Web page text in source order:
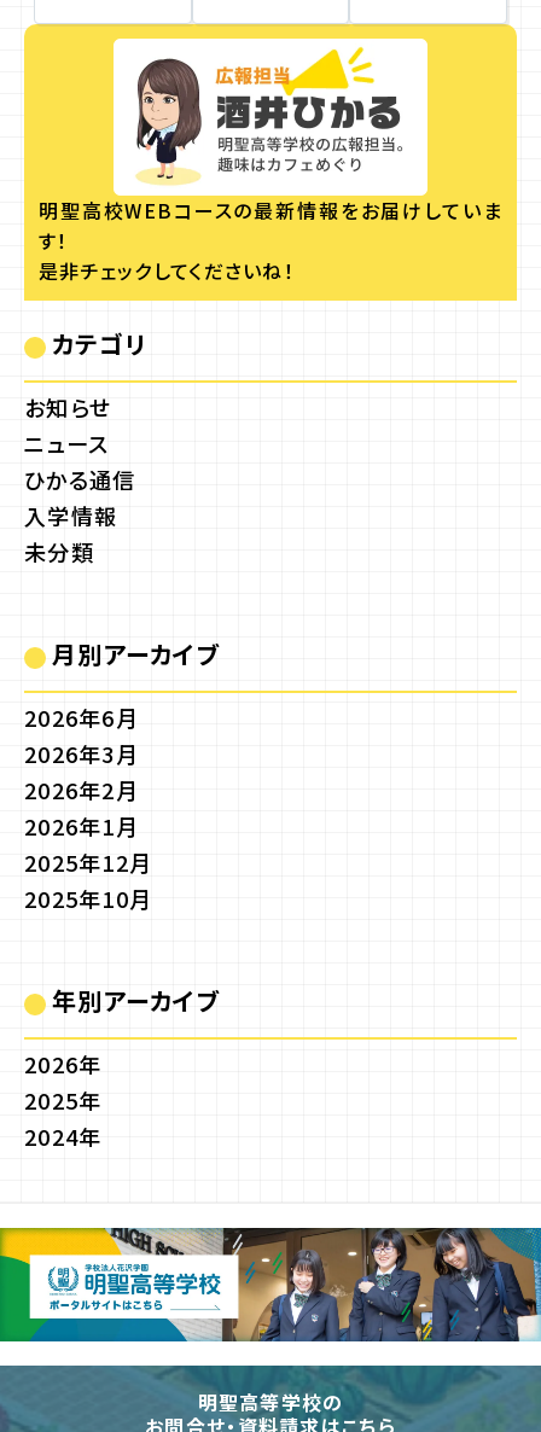
明聖高校WEBコースの最新情報をお届けしていま
す！
是非チェックしてくださいね！
カテゴリ
お知らせ
ニュース
ひかる通信
入学情報
未分類
月別アーカイブ
2026年6月
2026年3月
2026年2月
2026年1月
2025年12月
2025年10月
年別アーカイブ
2026年
2025年
2024年
明聖高等学校の
お問合せ・資料請求はこちら